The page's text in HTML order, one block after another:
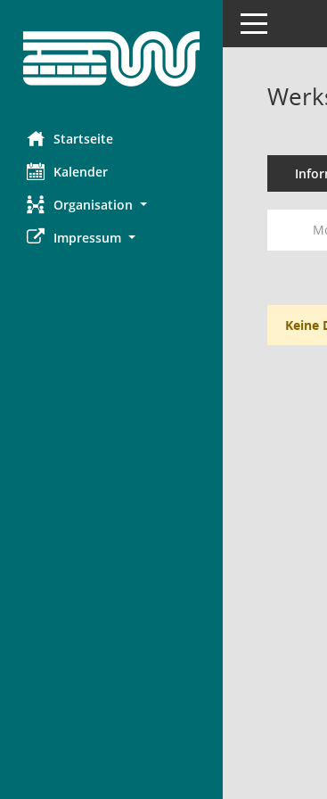
Startseite
Kalender
Organisation
Impressum
Toggle
Keine